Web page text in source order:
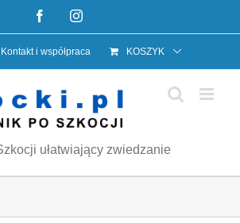
FacebookInstagram
Kontakt i współpraca KOSZYK
ułatwiający zwiedzanie